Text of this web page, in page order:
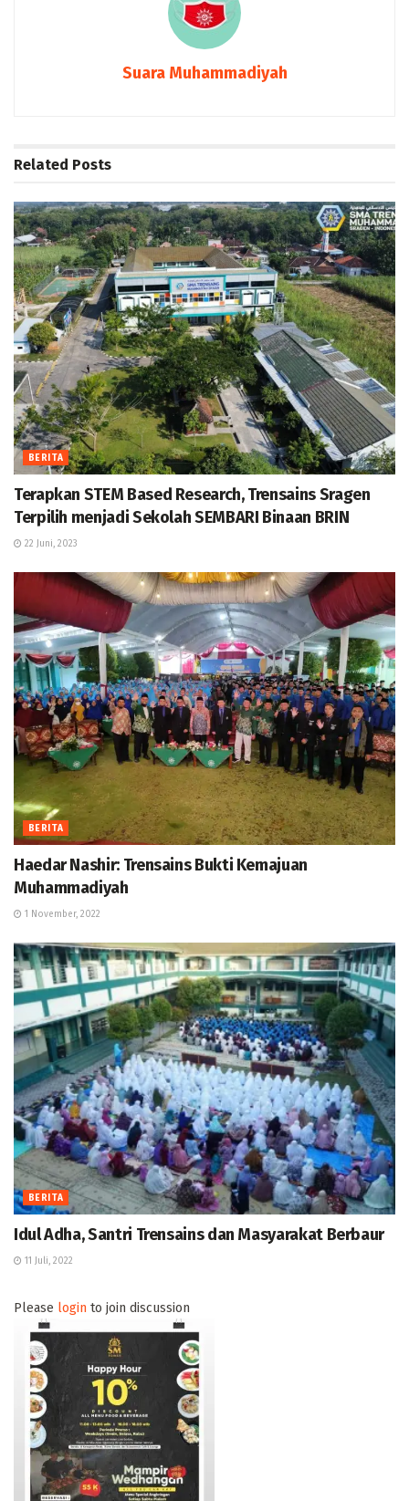
Suara Muhammadiyah
Related Posts
BERITA
Terapkan STEM Based Research, Trensains Sragen
Terpilih menjadi Sekolah SEMBARI Binaan BRIN
22 Juni, 2023
BERITA
Haedar Nashir: Trensains Bukti Kemajuan
Muhammadiyah
1 November, 2022
BERITA
Idul Adha, Santri Trensains dan Masyarakat Berbaur
11 Juli, 2022
Please login to join discussion